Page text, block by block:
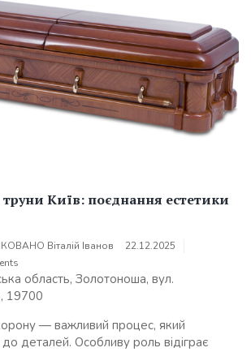
Київ: поєднання естетики
Віталій Іванов
22.12.2025
область, Золотоноша, вул.
19700
— важливий процес, який
деталей. Особливу роль відіграє